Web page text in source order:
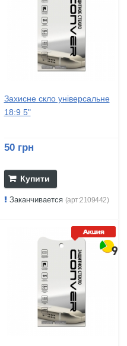
Захисне скло універсальне
18:9 5"
50 грн
Купити
Заканчивается (арт:2109442)